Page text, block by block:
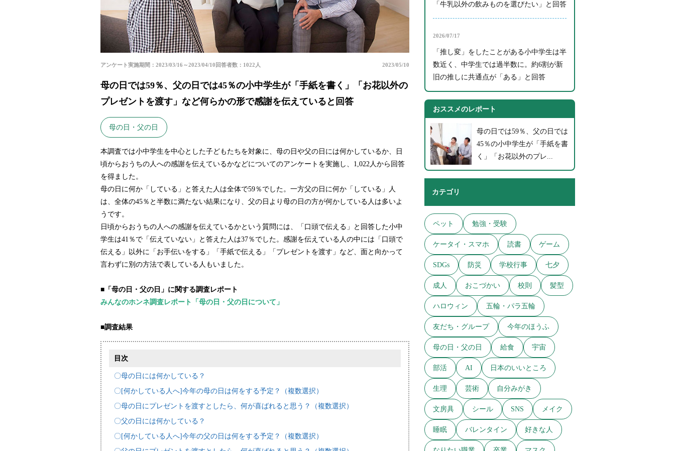
アンケート実施期間：2023/03/16～2023/04/10 回答者数：1022人 2023/05/10
母の日では59％、父の日では45％の小中学生が「手紙を書く」「お花以外の
プレゼントを渡す」など何らかの形で感謝を伝えていると回答
母の日・父の日
本調査では小中学生を中心とした子どもたちを対象に、母の日や父の日には何かしているか、日
頃からおうちの人への感謝を伝えているかなどについてのアンケートを実施し、1,022人から回答
を得ました。
母の日に何か「している」と答えた人は全体で59％でした。一方父の日に何か「している」人
は、全体の45％と半数に満たない結果になり、父の日より母の日の方が何かしている人は多いよ
うです。
日頃からおうちの人への感謝を伝えているかという質問には、「口頭で伝える」と回答した小中
学生は41％で「伝えていない」と答えた人は37％でした。感謝を伝えている人の中には「口頭で
伝える」以外に「お手伝いをする」「手紙で伝える」「プレゼントを渡す」など、面と向かって
言わずに別の方法で表している人もいました。
■「母の日・父の日」に関する調査レポート
みんなのホンネ調査レポート「母の日・父の日について」
■調査結果
目次
〇母の日には何かしている？
〇[何かしている人へ]今年の母の日は何をする予定？（複数選択）
〇母の日にプレゼントを渡すとしたら、何が喜ばれると思う？（複数選択）
〇父の日には何かしている？
〇[何かしている人へ]今年の父の日は何をする予定？（複数選択）
「牛乳以外の飲みものを選びたい」と回答
2026/07/17
「推し変」をしたことがある小中学生は半
数近く、中学生では過半数に。約6割が新
旧の推しに共通点が「ある」と回答
おススメのレポート
母の日では59％、父の日では
45％の小中学生が「手紙を書
く」「お花以外のプレ...
カテゴリ
ペット 勉強・受験
ケータイ・スマホ 読書 ゲーム
SDGs 防災 学校行事 七夕
成人 おこづかい 校則 髪型
ハロウィン 五輪・パラ五輪
友だち・グループ 今年のほうふ
母の日・父の日 給食 宇宙
部活 AI 日本のいいところ
生理 芸術 自分みがき
文房具 シール SNS メイク
睡眠 バレンタイン 好きな人